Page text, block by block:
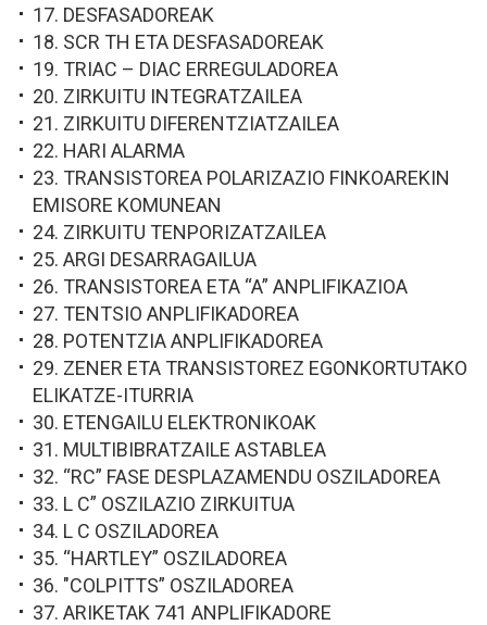
17. DESFASADOREAK
18. SCR TH ETA DESFASADOREAK
19. TRIAC – DIAC ERREGULADOREA
20. ZIRKUITU INTEGRATZAILEA
21. ZIRKUITU DIFERENTZIATZAILEA
22. HARI ALARMA
23. TRANSISTOREA POLARIZAZIO FINKOAREKIN
EMISORE KOMUNEAN
24. ZIRKUITU TENPORIZATZAILEA
25. ARGI DESARRAGAILUA
26. TRANSISTOREA ETA “A” ANPLIFIKAZIOA
27. TENTSIO ANPLIFIKADOREA
28. POTENTZIA ANPLIFIKADOREA
29. ZENER ETA TRANSISTOREZ EGONKORTUTAKO
ELIKATZE-ITURRIA
30. ETENGAILU ELEKTRONIKOAK
31. MULTIBIBRATZAILE ASTABLEA
32. “RC” FASE DESPLAZAMENDU OSZILADOREA
33. L C” OSZILAZIO ZIRKUITUA
34. L C OSZILADOREA
35. “HARTLEY” OSZILADOREA
36. "COLPITTS” OSZILADOREA
37. ARIKETAK 741 ANPLIFIKADORE